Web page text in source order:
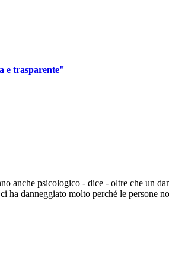
e trasparente"
anche psicologico - dice - oltre che un
ha danneggiato molto perché le persone